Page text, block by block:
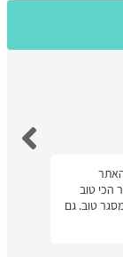
הכי טוב
טוב. גם